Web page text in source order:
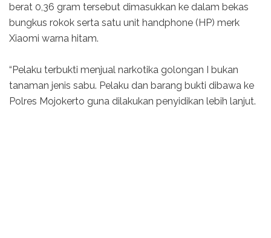
berat 0,36 gram tersebut dimasukkan ke dalam bekas
bungkus rokok serta satu unit handphone (HP) merk
Xiaomi warna hitam.
“Pelaku terbukti menjual narkotika golongan I bukan
tanaman jenis sabu. Pelaku dan barang bukti dibawa ke
Polres Mojokerto guna dilakukan penyidikan lebih lanjut.